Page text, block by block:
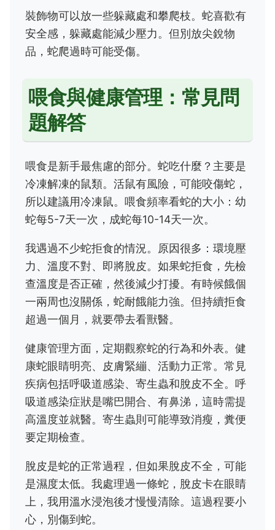
裝飾物可以放一些躲藏處和攀爬枝。蛇喜歡有
安全感，躲藏處能減少壓力。但別放尖銳物
品，蛇爬過時可能受傷。
喂食與健康管理：常見問
題解答
喂食是新手最焦慮的部分。蛇吃什麼？主要是
冷凍解凍的鼠類。活鼠有風險，可能咬傷蛇，
所以建議用冷凍鼠。喂食頻率看蛇的大小：幼
蛇每5-7天一次，成蛇每10-14天一次。
我遇過不少蛇拒食的情況。原因很多：環境壓
力、溫度不對、即將脫皮。如果蛇拒食，先檢
查溫度是否正確，然後減少打擾。有時候餓個
一兩周也沒關係，蛇耐餓能力強。但持續拒食
超過一個月，就要帶去看獸醫。
健康管理方面，定期觀察蛇的行為和外表。健
康蛇眼睛明亮、皮膚緊繃、活動力正常。常見
疾病包括呼吸道感染、寄生蟲和脫皮不全。呼
吸道感染症狀是嘴巴開合、有鼻涕，這時需提
高溫度並就醫。寄生蟲則可能導致消瘦，糞便
要定期檢查。
脫皮是蛇的正常過程，但如果脫皮不全，可能
是濕度太低。我處理過一條蛇，脫皮卡在眼睛
上，我用溫水浸泡後才慢慢清除。這過程要小
心，別傷到蛇。